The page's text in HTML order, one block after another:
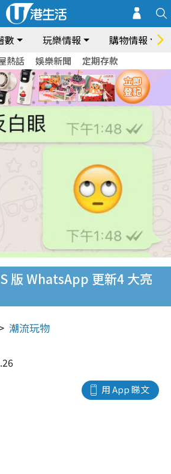
數 玩樂情報 購物情報
熱話 娛樂新聞 定期存款
版 WhatsApp 更新4 大亮
潮流玩物
用 App 睇文